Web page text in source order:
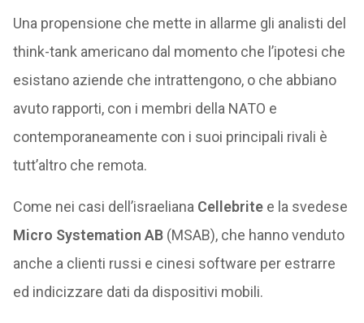
Una propensione che mette in allarme gli analisti del
think-tank americano dal momento che l’ipotesi che
esistano aziende che intrattengono, o che abbiano
avuto rapporti, con i membri della NATO e
contemporaneamente con i suoi principali rivali è
tutt’altro che remota.
Come nei casi dell’israeliana Cellebritee la svedese
Micro Systemation AB(MSAB), che hanno venduto
anche a clienti russi e cinesi software per estrarre
ed indicizzare dati da dispositivi mobili.